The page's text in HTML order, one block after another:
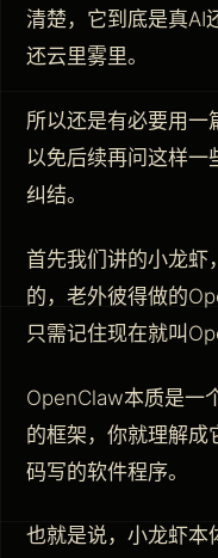
清楚，它到底是真AI
还云里雾里。
所以还是有必要用一
以免后续再问这样一
纠结。
首先我们讲的小龙虾
的，老外彼得做的
只需记住现在就叫
OpenClaw本质是一
的框架，你就理解成
码写的软件程序。
也就是说，小龙虾本